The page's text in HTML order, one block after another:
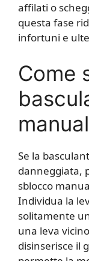
affilati o
questa fase
infortuni e
Come
Se la
danneggiata,
sblocco
Individua la
solitamente
una leva
disinserisce il